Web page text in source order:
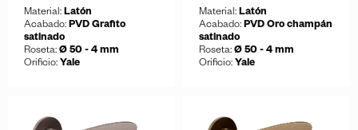
Material: Latón
Acabado: PVD Grafito
satinado
Roseta: Ø 50 - 4 mm
Orificio: Yale
Material: Latón
Acabado: PVD Oro champán
satinado
Roseta: Ø 50 - 4 mm
Orificio: Yale